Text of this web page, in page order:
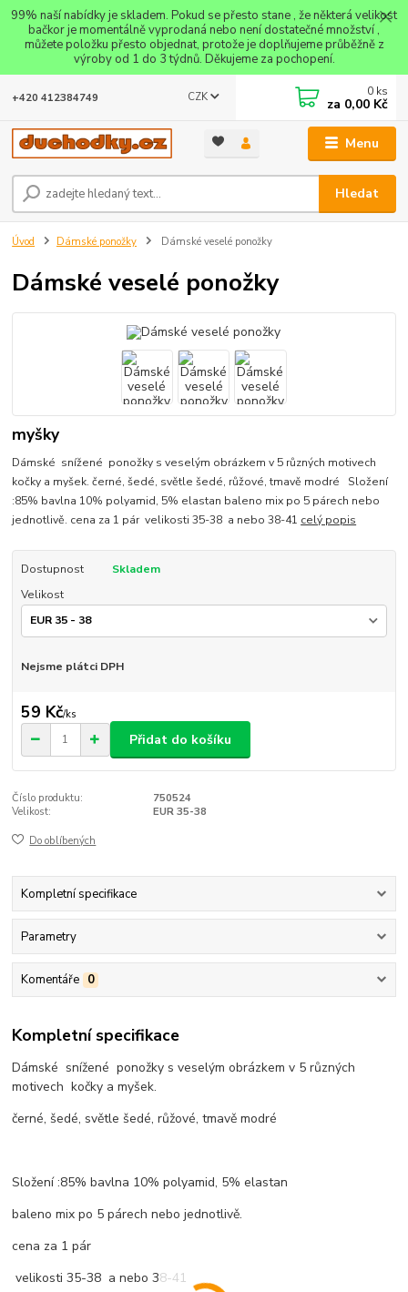
99% naší nabídky je skladem. Pokud se přesto stane , že některá velikost
bačkor je momentálně vyprodaná nebo není dostatečné množství ,
můžete položku přesto objednat, protože je doplňujeme průběžně z
výroby od 1 do 3 týdnů. Děkujeme za pochopení.
Menu
CZK
Hledat
+420 412384749 0 ks
za 0,00 Kč
Úvod Dámské ponožky Dámské veselé ponožky
Dámské veselé ponožky
myšky
Dámské snížené ponožky s veselým obrázkem v 5 různých motivech
kočky a myšek. černé, šedé, světle šedé, růžové, tmavě modré Složení
:85% bavlna 10% polyamid, 5% elastan baleno mix po 5 párech nebo
jednotlivě. cena za 1 pár velikosti 35-38 a nebo 38-41 celý popis
Dostupnost
Skladem
Velikost
Nejsme plátci DPH
59 Kč/ks
Přidat do košíku
Číslo produktu:
750524
Velikost:
EUR 35-38
Do oblíbených
Kompletní specifikace
Parametry
Komentáře 0
Kompletní specifikace
Dámské snížené ponožky s veselým obrázkem v 5 různých
motivech kočky a myšek.
černé, šedé, světle šedé, růžové, tmavě modré
Složení :85% bavlna 10% polyamid, 5% elastan
baleno mix po 5 párech nebo jednotlivě.
cena za 1 pár
velikosti 35-38 a nebo 38-41